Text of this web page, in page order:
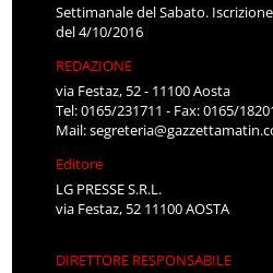
Settimanale del Sabato.
del 4/10/2016
REDAZIONE
via Festaz, 52 - 11100 Aosta
Tel: 0165/231711 - Fax: 0165/
Mail:
Editore
LG PRESSE S.R.L.
via Festaz, 52 11100 AOSTA
DIRETTORE RESPONSABILE